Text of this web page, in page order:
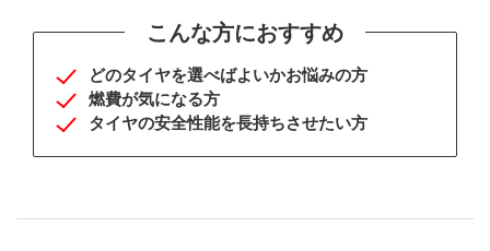
こんな方におすすめ
どのタイヤを選べばよいかお悩みの方
燃費が気になる方
タイヤの安全性能を長持ちさせたい方